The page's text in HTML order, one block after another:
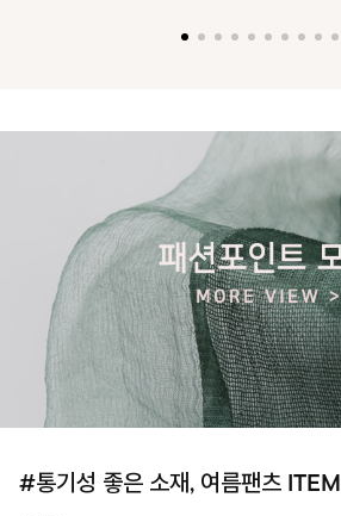
#통기성 좋은 소재, 여름팬츠 ITEM